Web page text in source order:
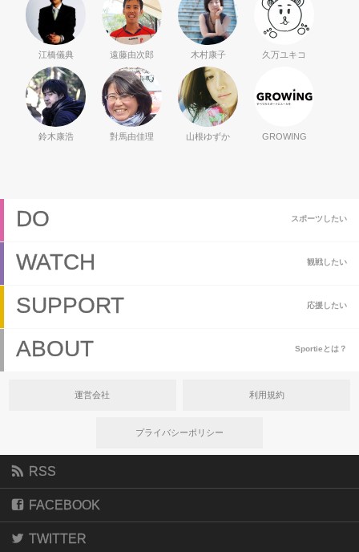
江橋儀典 遠藤由次郎 木村康子 久万ユキコ
鈴木康浩 對馬由佳理 山根ゆずか GROWING
スポーツしたい
DO
観戦したい
WATCH
応援したい
SUPPORT
Sportieとは？
ABOUT
運営会社 利用規約
プライバシーポリシー
RSS
FACEBOOK
TWITTER